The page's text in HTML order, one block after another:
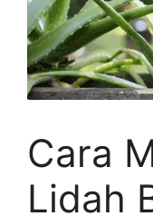
Cara
Lidah